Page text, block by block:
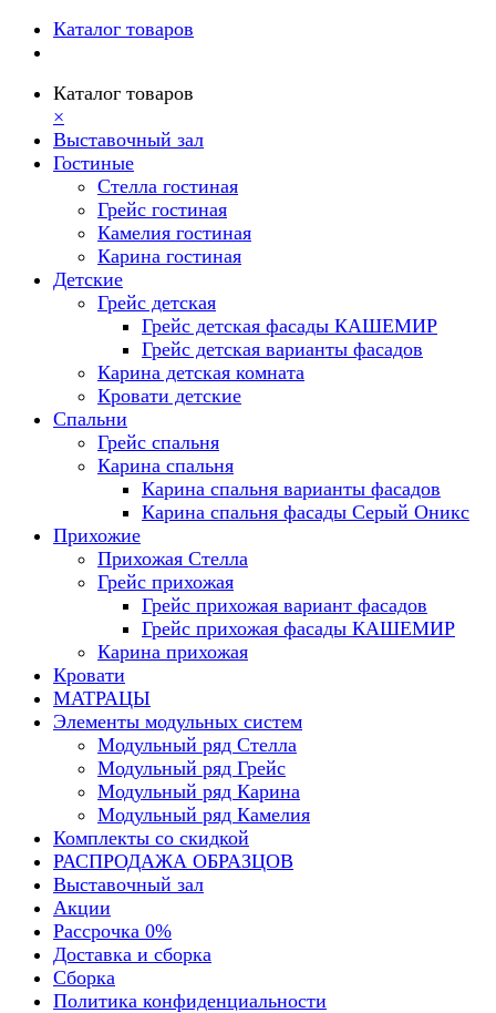
Каталог товаров
Каталог товаров
×
Выставочный зал
Гостиные
Стелла гостиная
Грейс гостиная
Камелия гостиная
Карина гостиная
Детские
Грейс детская
Грейс детская фасады КАШЕМИР
Грейс детская варианты фасадов
Карина детская комната
Кровати детские
Спальни
Грейс спальня
Карина спальня
Карина спальня варианты фасадов
Карина спальня фасады Серый Оникс
Прихожие
Прихожая Стелла
Грейс прихожая
Грейс прихожая вариант фасадов
Грейс прихожая фасады КАШЕМИР
Карина прихожая
Кровати
МАТРАЦЫ
Элементы модульных систем
Модульный ряд Стелла
Модульный ряд Грейс
Модульный ряд Карина
Модульный ряд Камелия
Комплекты со скидкой
РАСПРОДАЖА ОБРАЗЦОВ
Выставочный зал
Акции
Рассрочка 0%
Доставка и сборка
Сборка
Политика конфиденциальности